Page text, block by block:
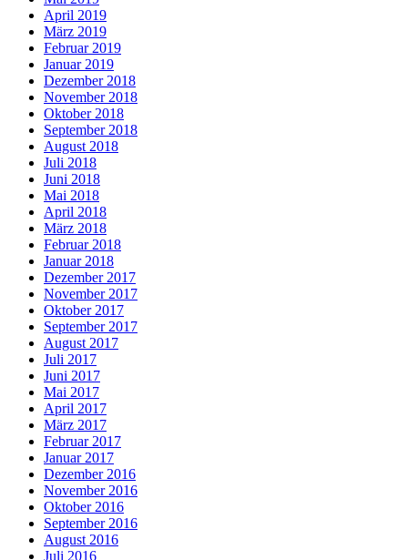
April 2019
März 2019
Februar 2019
Januar 2019
Dezember 2018
November 2018
Oktober 2018
September 2018
August 2018
Juli 2018
Juni 2018
Mai 2018
April 2018
März 2018
Februar 2018
Januar 2018
Dezember 2017
November 2017
Oktober 2017
September 2017
August 2017
Juli 2017
Juni 2017
Mai 2017
April 2017
März 2017
Februar 2017
Januar 2017
Dezember 2016
November 2016
Oktober 2016
September 2016
August 2016
Juli 2016